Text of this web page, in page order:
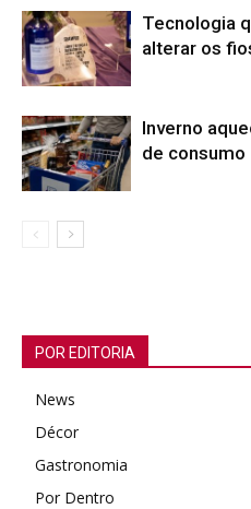
Tecnologia
alterar os
Inverno
de consumo
POR EDITORIA
News
Décor
Gastronomia
Por Dentro